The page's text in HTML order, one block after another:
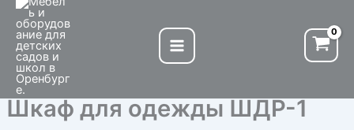
Перейти
содержимому
Шкаф для одежды ШДР-1
Количество
товара
Шкаф
для
одежды
ШДР-1